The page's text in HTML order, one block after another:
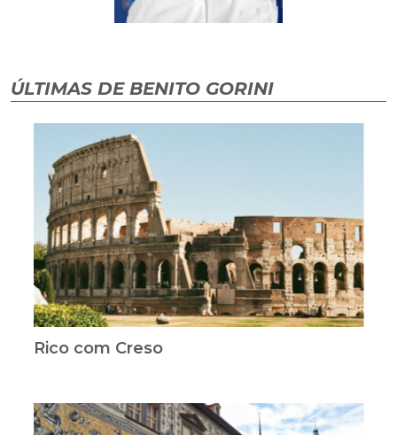
ÚLTIMAS DE BENITO GORINI
Rico com Creso